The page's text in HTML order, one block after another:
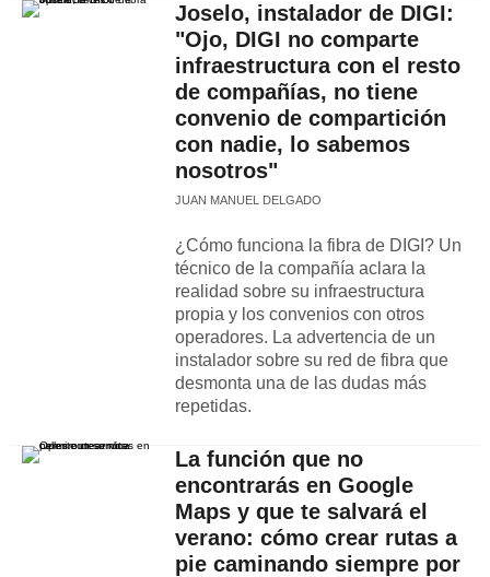
Joselo, instalador de DIGI:
"Ojo, DIGI no comparte
infraestructura con el resto
de compañías, no tiene
convenio de compartición
con nadie, lo sabemos
nosotros"
JUAN MANUEL DELGADO
¿Cómo funciona la fibra de DIGI? Un
técnico de la compañía aclara la
realidad sobre su infraestructura
propia y los convenios con otros
operadores. La advertencia de un
instalador sobre su red de fibra que
desmonta una de las dudas más
repetidas.
La función que no
encontrarás en Google
Maps y que te salvará el
verano: cómo crear rutas a
pie caminando siempre por